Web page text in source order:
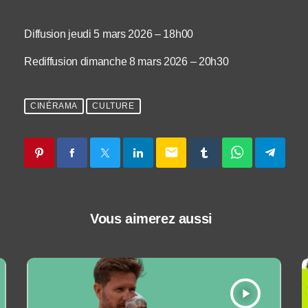
Diffusion jeudi 5 mars 2026 – 18h00
Rediffusion dimanche 8 mars 2026 – 20h30
CINÉRAMA CULTURE
email
Vous aimerez aussi
play_arrow